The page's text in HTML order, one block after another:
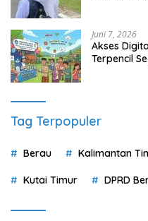
Juni 7, 2026
Akses
Terpencil
Tag Terpopuler
Berau Kalimantan
Kutai Timur DPRD